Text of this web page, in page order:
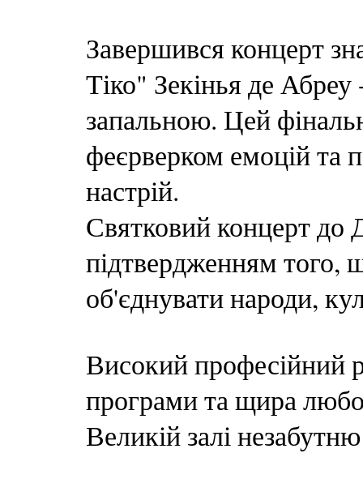
Завершився концерт
Тіко" Зекінья де
запальною. Цей
феєрверком емоцій та
настрій.
Святковий концерт до
підтвердженням того,
об'єднувати народи,
Високий професійний
програми та щира
Великій залі